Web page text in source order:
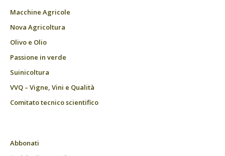
Macchine Agricole
Nova Agricoltura
Olivo e Olio
Passione in verde
Suinicoltura
VVQ – Vigne, Vini e Qualità
Comitato tecnico scientifico
Abbonati